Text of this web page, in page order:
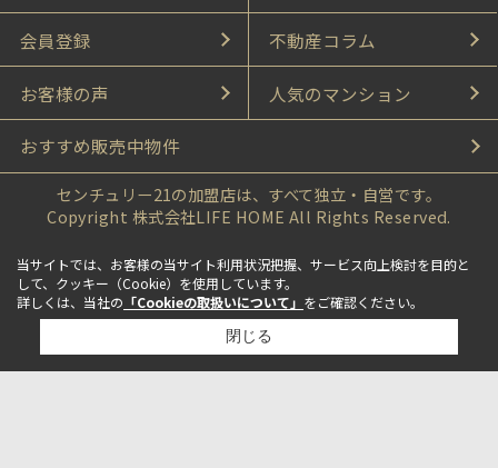
会員登録 不動産コラム
お客様の声 人気のマンション
おすすめ販売中物件
センチュリー21の加盟店は、すべて独立・自営です。
Copyright 株式会社LIFE HOME All Rights Reserved.
当サイトでは、お客様の当サイト利用状況把握、サービス向上検討を目的と
して、クッキー（Cookie）を使用しています。
詳しくは、当社の 「Cookieの取扱いについて」 をご確認ください。
閉じる